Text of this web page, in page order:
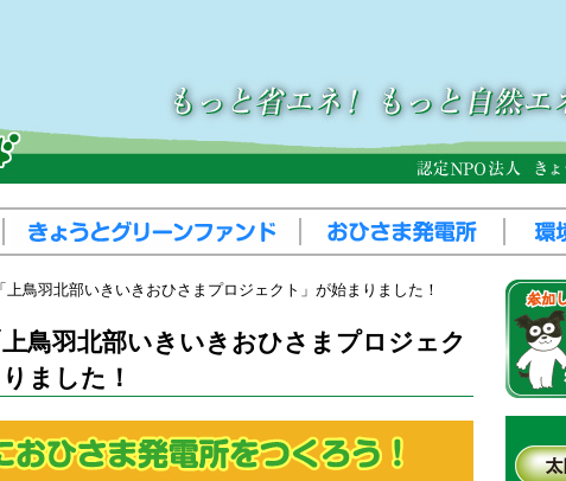
上鳥羽北部いきいきおひさまプロジェクト」が始まりました！
鳥羽北部いきいきおひさまプロジェク
ました！